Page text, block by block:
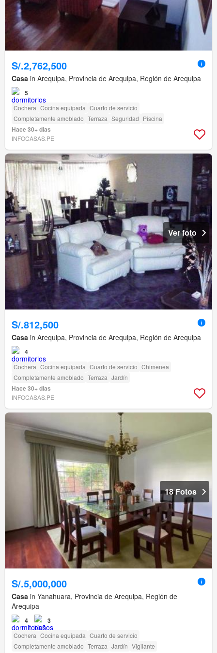
S/.2,762,500
Casa in Arequipa, Provincia de Arequipa, Región de Arequipa
5
Cochera Cocina equipada Cuarto de servicio
Completamente amoblado Terraza Seguridad Piscina
Hace 30+ días
INFOCASAS.PE
Ver foto
S/.812,500
Casa in Arequipa, Provincia de Arequipa, Región de Arequipa
4
Cochera Cocina equipada Cuarto de servicio Chimenea
Completamente amoblado Terraza Jardín
Hace 30+ días
INFOCASAS.PE
18 Fotos
S/.5,000,000
Casa in Yanahuara, Provincia de Arequipa, Región de
Arequipa
4 3
Cochera Cocina equipada Cuarto de servicio
Completamente amoblado Terraza Jardín Vigilante